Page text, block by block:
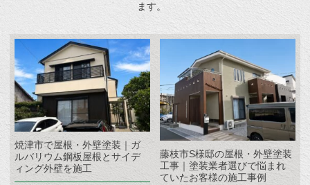
ます。
焼津市で屋根・外壁塗装｜ガ
ルバリウム鋼板屋根とサイデ
ィング外壁を施工
藤枝市S様邸の屋根・外壁塗装
工事｜塗装業者選びで悩まれ
ていたお客様の施工事例